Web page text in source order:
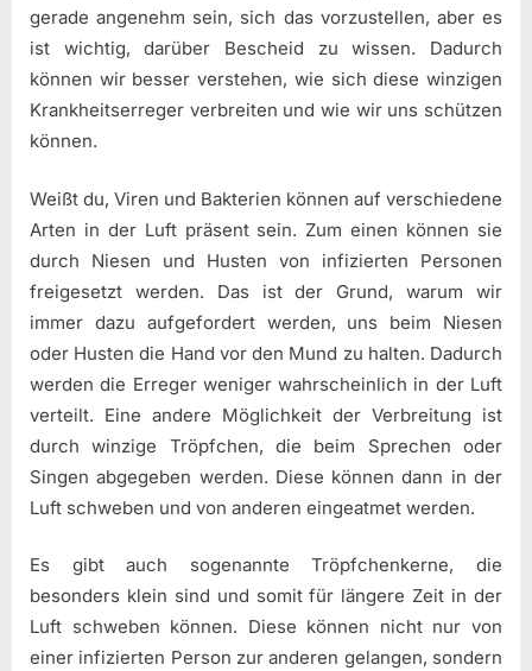
gerade angenehm sein, sich das vorzustellen, aber es
ist wichtig, darüber Bescheid zu wissen. Dadurch
können wir besser verstehen, wie sich diese winzigen
Krankheitserreger verbreiten und wie wir uns schützen
können.
Weißt du, Viren und Bakterien können auf verschiedene
Arten in der Luft präsent sein. Zum einen können sie
durch Niesen und Husten von infizierten Personen
freigesetzt werden. Das ist der Grund, warum wir
immer dazu aufgefordert werden, uns beim Niesen
oder Husten die Hand vor den Mund zu halten. Dadurch
werden die Erreger weniger wahrscheinlich in der Luft
verteilt. Eine andere Möglichkeit der Verbreitung ist
durch winzige Tröpfchen, die beim Sprechen oder
Singen abgegeben werden. Diese können dann in der
Luft schweben und von anderen eingeatmet werden.
Es gibt auch sogenannte Tröpfchenkerne, die
besonders klein sind und somit für längere Zeit in der
Luft schweben können. Diese können nicht nur von
einer infizierten Person zur anderen gelangen, sondern